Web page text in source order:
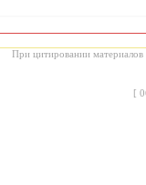
При цитировании материалов
[